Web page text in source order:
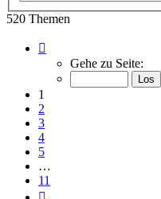
520 Themen
von
Gehe zu Seite:
1
2
3
4
5
…
11